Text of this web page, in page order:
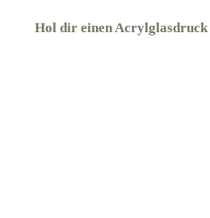
Hol dir einen